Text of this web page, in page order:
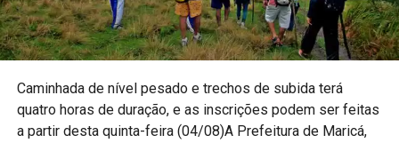
Caminhada de nível pesado e trechos de subida terá
quatro horas de duração, e as inscrições podem ser feitas
a partir desta quinta-feira (04/08)A Prefeitura de Maricá,